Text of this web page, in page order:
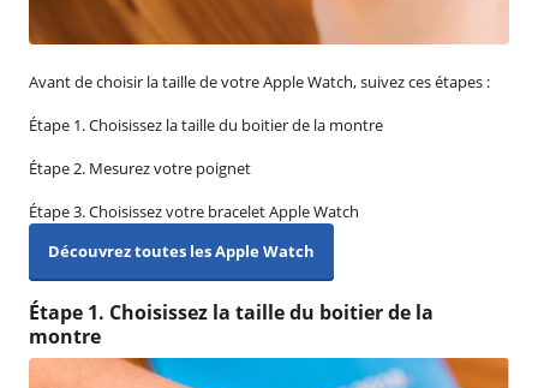
Avant de choisir la taille de votre Apple Watch, suivez ces étapes :
Étape 1. Choisissez la taille du boitier de la montre
Étape 2. Mesurez votre poignet
Étape 3. Choisissez votre bracelet Apple Watch
Découvrez toutes les Apple Watch
Étape 1. Choisissez la taille du boitier de la
montre